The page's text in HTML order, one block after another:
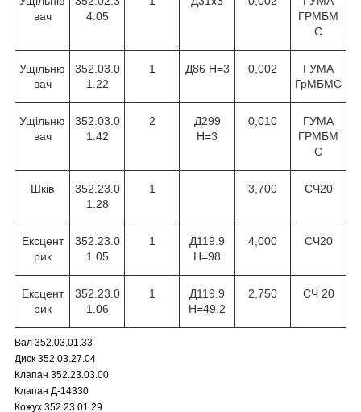
вач
4.05
ГРМБМ
С
Ущільню
вач
352.03.0
1.22
1 Д86 Н=3 0,002
ГУМА
ГрМБМС
Ущільню
вач
352.03.0
1.42
2
Д299
Н=3
0,010
ГУМА
ГРМБМ
С
Шків
352.23.0
1.28
1 3,700 СЧ20
Ексцент
рик
352.23.0
1.05
1
Д119.9
Н=98
4,000 СЧ20
Ексцент
рик
352.23.0
1.06
1
Д119.9
Н=49.2
2,750 СЧ 20
Вал 352.03.01.33
Диск 352.03.27.04
Клапан 352.23.03.00
Клапан Д-14330
Кожух 352.23.01.29